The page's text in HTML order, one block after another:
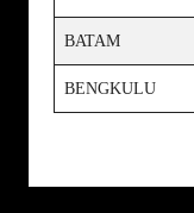
BATAM
BENGKULU